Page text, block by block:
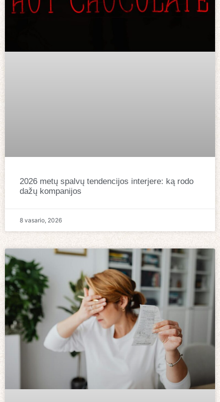
2026 metų spalvų tendencijos interjere: ką rodo
dažų kompanijos
8 vasario, 2026